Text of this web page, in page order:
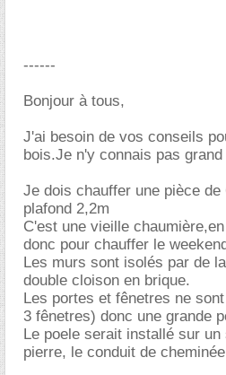
------
Bonjour à tous,
J'ai besoin de vos conseils
bois.Je n'y connais pas
Je dois chauffer une pièce de
plafond 2,2m
C'est une vieille
donc pour chauffer le
Les murs sont isolés par de
double cloison en brique.
Les portes et fênetres ne
3 fênetres) donc une grande
Le poele serait installé sur
pierre, le conduit de